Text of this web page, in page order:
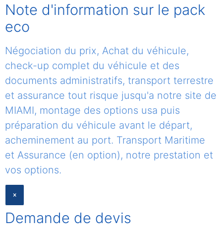
Note d'information sur le pack
eco
Négociation du prix, Achat du véhicule,
check-up complet du véhicule et des
documents administratifs, transport terrestre
et assurance tout risque jusqu'a notre site de
MIAMI, montage des options usa puis
préparation du véhicule avant le départ,
acheminement au port. Transport Maritime
et Assurance (en option), notre prestation et
vos options.
×CLOSE
Demande de devis